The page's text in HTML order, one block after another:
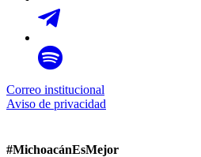
Correo institucional
Aviso de privacidad
#MichoacánEsMejor